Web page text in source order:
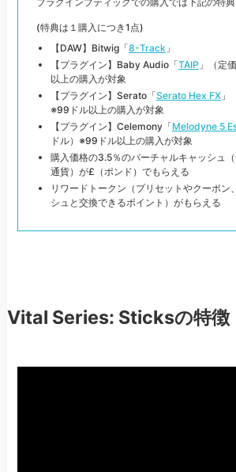
(特典は１購入につき1点)
【DAW】Bitwig「8-Track」
【プラグイン】Baby Audio「TAIP 」（定
以上の購入が対象
【プラグイン】Serato「Serato Hex FX」
※99ドル以上の購入が対象
【プラグイン】Celemony「Melodyne 5
ドル）※99ドル以上の購入が対象
購入価格の3.5％のバーチャルキャッシュ
通貨）が£（ポンド）でもらえる
リワードトークン（プリセットやクーポン
シュと交換できるポイント）がもらえる
Vital Series: Sticksの特徴